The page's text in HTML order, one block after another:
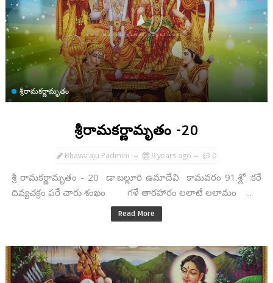
శ్రీరామకర్ణామృతం
శ్రీరామకర్ణామృతం -20
Bhavaraju Padmini 9 years ago 0
శ్రీ రామకర్ణామృతం - 20 డా.బల్లూరి ఉమాదేవి కామవరం 91.శ్లో :కరే
దివ్యచక్రం పరే చారు శంఖం గళే తారహారం లలాటే లలామం ...
Read More